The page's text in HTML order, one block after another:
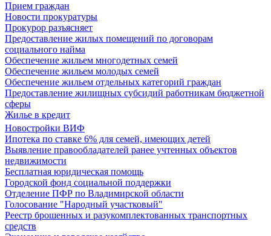
Прием граждан
Новости прокуратуры
Прокурор разъясняет
Предоставление жилых помещений по договорам
социального найма
Обеспечение жильем многодетных семей
Обеспечение жильем молодых семей
Обеспечение жильем отдельных категорий граждан
Предоставление жилищных субсидий работникам бюджетной
сферы
Жилье в кредит
Новостройки ВИФ
Ипотека по ставке 6% для семей, имеющих детей
Выявление правообладателей ранее учтенных объектов
недвижимости
Бесплатная юридическая помощь
Городской фонд социальной поддержки
Отделение ПФР по Владимирской области
Голосование "Народный участковый"
Реестр брошенных и разукомплектованных транспортных
средств